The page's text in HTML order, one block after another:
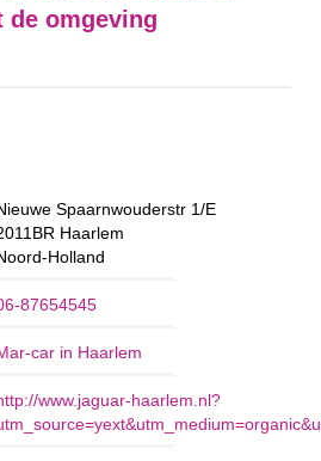
de omgeving
Spaarnwouderstr 1/E
Haarlem
Holland
87654545
car in Haarlem
www.jaguar-haarlem.nl?